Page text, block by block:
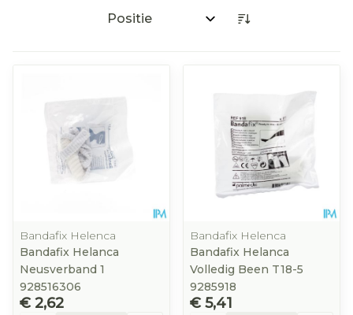
Sorteer op:
Bandafix Helenca
Bandafix Helanca
Neusverband 1
928516306
€ 2,62
Bandafix Helenca
Bandafix Helanca
Volledig Been T18-5
9285918
€ 5,41